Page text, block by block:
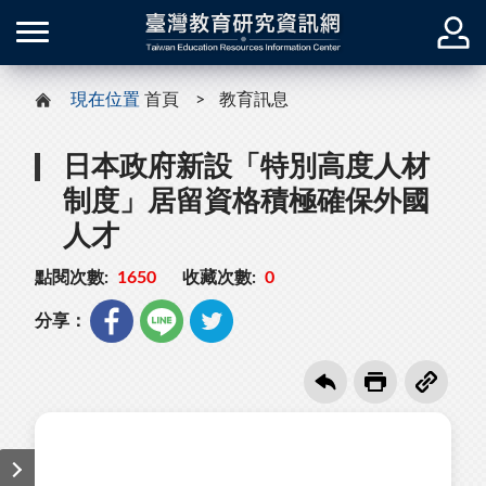
現在位置 首頁 教育訊息
日本政府新設「特別高度人材
制度」居留資格積極確保外國
人才
點閱次數: 1650 收藏次數: 0
分享：